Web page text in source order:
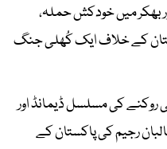
بھکر میں خودکش حملہ،
کے خلاف ایک کُھلی جنگ
روکنے کی مسلسل ڈیمانڈ اور
رجیم کی پاکستان کے